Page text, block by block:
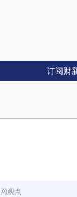
订阅财
观点